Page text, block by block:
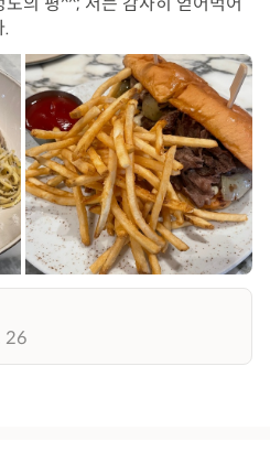
26